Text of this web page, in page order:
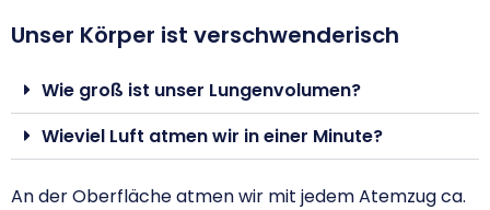
Unser Körper ist verschwenderisch
Wie groß ist unser Lungenvolumen?
Wieviel Luft atmen wir in einer Minute?
An der Oberfläche atmen wir mit jedem Atemzug ca.